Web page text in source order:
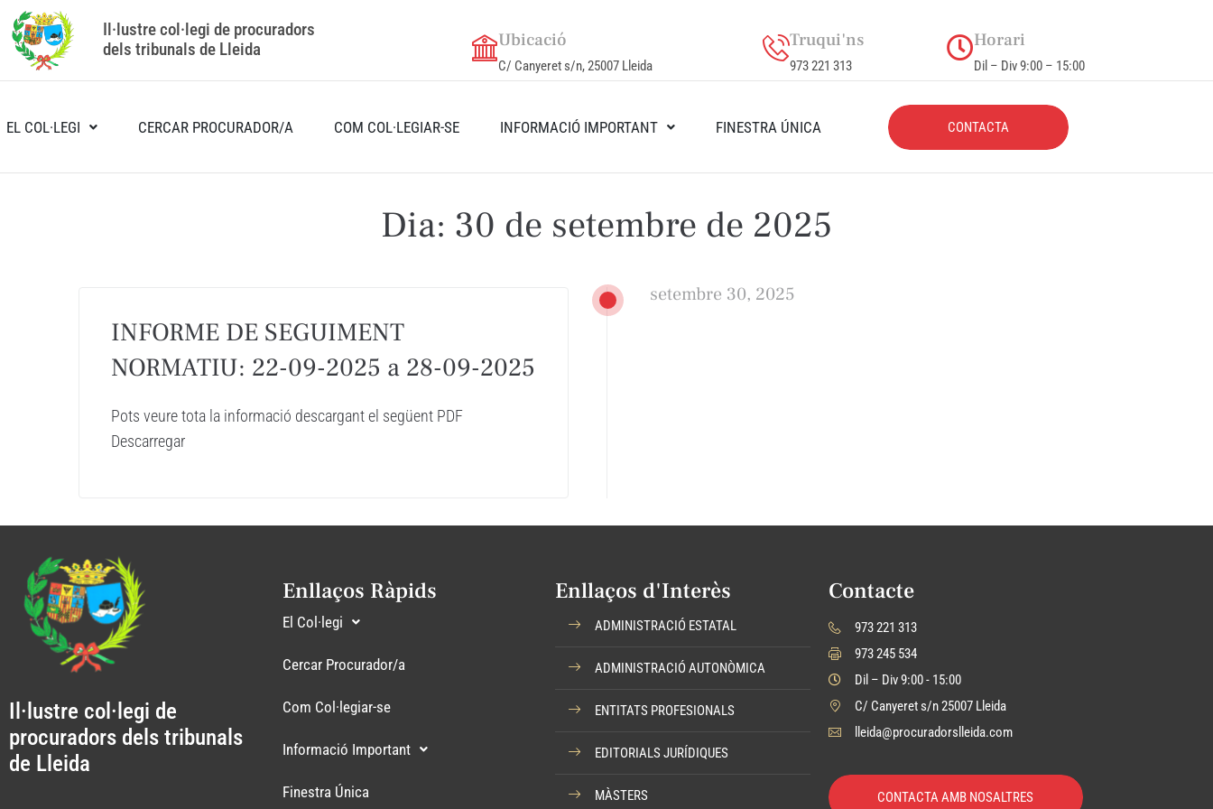
Il·lustre col·legi de procuradors
dels tribunals de Lleida
Ubicació
C/ Canyeret s/n, 25007 Lleida
Truqui'ns
973 221 313
Horari
Dil – Div 9:00 – 15:00
EL COL·LEGI CERCAR PROCURADOR/A COM COL·LEGIAR-SE INFORMACIÓ IMPORTANT FINESTRA ÚNICA CONTACTA
Dia: 30 de setembre de 2025
setembre 30, 2025
INFORME DE SEGUIMENT
NORMATIU: 22-09-2025 a 28-09-2025
Pots veure tota la informació descargant el següent PDF
Descarregar
Il·lustre col·legi de
procuradors dels tribunals
de Lleida
Enllaços Ràpids
El Col·legi
Cercar Procurador/a
Com Col·legiar-se
Informació Important
Finestra Única
Enllaços d'Interès
ADMINISTRACIÓ ESTATAL
ADMINISTRACIÓ AUTONÒMICA
ENTITATS PROFESIONALS
EDITORIALS JURÍDIQUES
MÀSTERS
Contacte
973 221 313
973 245 534
Dil – Div 9:00 - 15:00
C/ Canyeret s/n 25007 Lleida
lleida@procuradorslleida.com
CONTACTA AMB NOSALTRES